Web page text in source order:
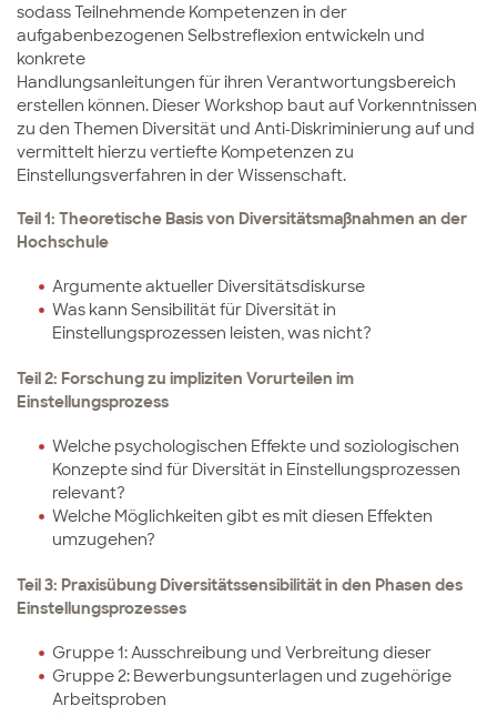
sodass Teilnehmende Kompetenzen in der
aufgabenbezogenen Selbstreflexion entwickeln und
konkrete
Handlungsanleitungen für ihren Verantwortungsbereich
erstellen können. Dieser Workshop baut auf Vorkenntnissen
zu den Themen Diversität und Anti-Diskriminierung auf und
vermittelt hierzu vertiefte Kompetenzen zu
Einstellungsverfahren in der Wissenschaft.
Teil 1: Theoretische Basis von Diversitätsmaßnahmen an der
Hochschule
Argumente aktueller Diversitätsdiskurse
Was kann Sensibilität für Diversität in
Einstellungsprozessen leisten, was nicht?
Teil 2: Forschung zu impliziten Vorurteilen im
Einstellungsprozess
Welche psychologischen Effekte und soziologischen
Konzepte sind für Diversität in Einstellungsprozessen
relevant?
Welche Möglichkeiten gibt es mit diesen Effekten
umzugehen?
Teil 3: Praxisübung Diversitätssensibilität in den Phasen des
Einstellungsprozesses
Gruppe 1: Ausschreibung und Verbreitung dieser
Gruppe 2: Bewerbungsunterlagen und zugehörige
Arbeitsproben